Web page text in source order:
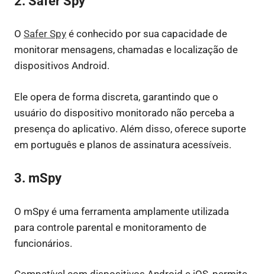
O Safer Spy é conhecido por sua capacidade de
monitorar mensagens, chamadas e localização de
dispositivos Android.
Ele opera de forma discreta, garantindo que o
usuário do dispositivo monitorado não perceba a
presença do aplicativo. Além disso, oferece suporte
em português e planos de assinatura acessíveis.
3. mSpy
O mSpy é uma ferramenta amplamente utilizada
para controle parental e monitoramento de
funcionários.